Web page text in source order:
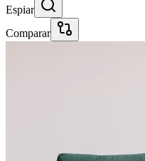
Espiar
Comparar